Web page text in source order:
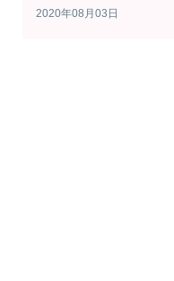
2020年08月03日